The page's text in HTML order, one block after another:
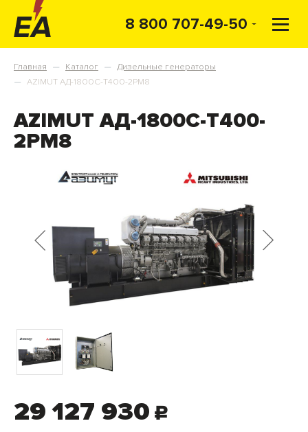
8 800 707-49-50
Главная — Каталог — Дизельные генераторы
— AZIMUT АД-1800С-Т400-2РМ8
AZIMUT АД-1800С-Т400-
2РМ8
29 127 930 c